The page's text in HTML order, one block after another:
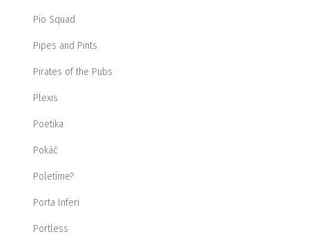
Pio Squad
Pipes and Pints
Pirates of the Pubs
Plexis
Poetika
Pokáč
Poletíme?
Porta Inferi
Portless